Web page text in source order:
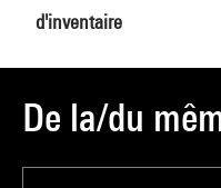
d'inventaire
De la/du